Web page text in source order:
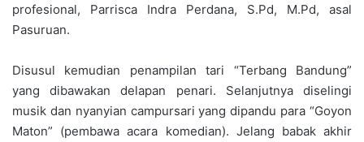
profesional, Parrisca Indra Perdana, S.Pd, M.Pd, asal
Pasuruan.
Disusul kemudian penampilan tari “Terbang Bandung”
yang dibawakan delapan penari. Selanjutnya diselingi
musik dan nyanyian campursari yang dipandu para “Goyon
Maton” (pembawa acara komedian). Jelang babak akhir